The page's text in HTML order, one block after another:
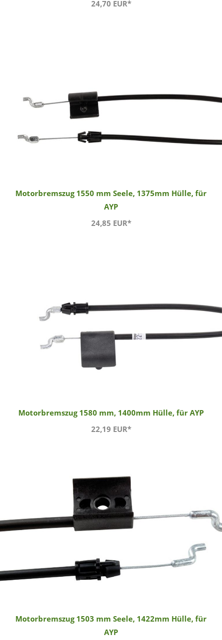
24,70 EUR*
Motorbremszug 1550 mm Seele, 1375mm Hülle, für
AYP
24,85 EUR*
Motorbremszug 1580 mm, 1400mm Hülle, für AYP
22,19 EUR*
Motorbremszug 1503 mm Seele, 1422mm Hülle, für
AYP